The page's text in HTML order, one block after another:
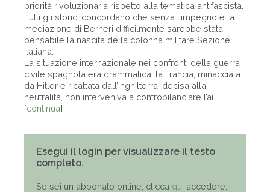
priorità rivoluzionaria rispetto alla tematica antifascista.
Tutti gli storici concordano che senza l’impegno e la
mediazione di Berneri difficilmente sarebbe stata
pensabile la nascita della colonna militare Sezione
Italiana.
La situazione internazionale nei confronti della guerra
civile spagnola era drammatica: la Francia, minacciata
da Hitler e ricattata dall’Inghilterra, decisa alla
neutralità, non interveniva a controbilanciare l’ai ...
[continua]
Esegui il login per visualizzare il testo
completo.
Se sei un abbonato online, clicca qui accedere,